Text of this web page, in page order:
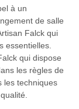
à un
de salle
Falck qui
essentielles.
qui dispose
les règles de
les techniques